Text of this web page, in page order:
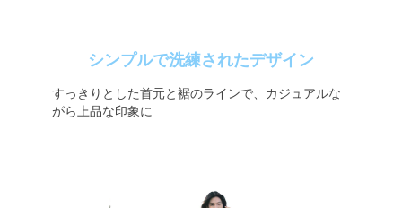
シンプルで洗練されたデザイン
すっきりとした首元と裾のラインで、カジュアルな
がら上品な印象に